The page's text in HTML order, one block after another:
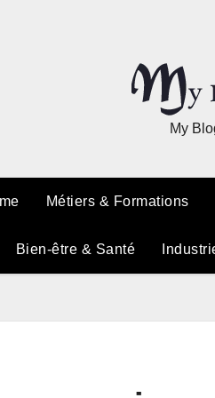
My
Métiers & Formations
Bien-être & Santé